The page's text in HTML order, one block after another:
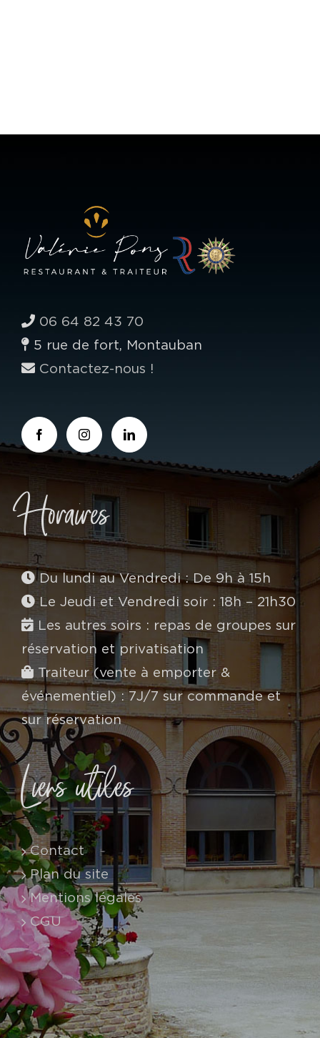
06 64 82 43 70
5 rue de fort, Montauban
Contactez-nous !
Horaires
Du lundi au Vendredi : De 9h à 15h
Le Jeudi et Vendredi soir : 18h – 21h30
Les autres soirs : repas de groupes sur
réservation et privatisation
Traiteur (vente à emporter &
événementiel) : 7J/7 sur commande et
sur réservation
Liens utiles
Contact
Plan du site
Mentions légales
CGU